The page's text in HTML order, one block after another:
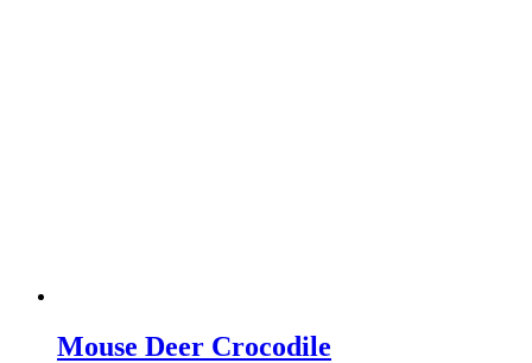
Mouse Deer Crocodile